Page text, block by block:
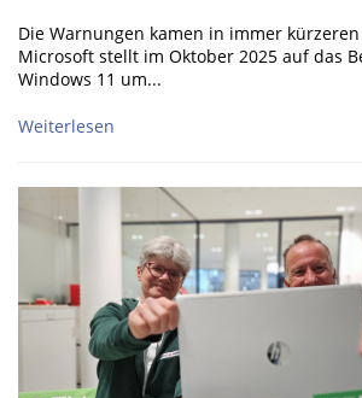
Die Warnungen kamen in immer
Microsoft stellt im Oktober 2025 auf das
Windows 11 um...
Weiterlesen